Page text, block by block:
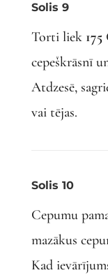
Solis 9
Torti liek 175
cepeškrāsnī
Atdzesē,
vai tējas.
Solis 10
Cepumu
mazākus
Kad